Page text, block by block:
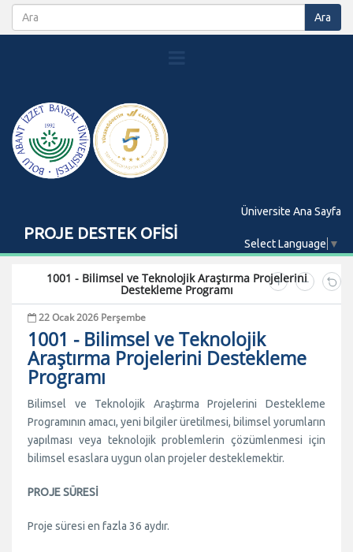
PROJE DESTEK OFİSİ
Üniversite Ana Sayfa
Select Language ▼
1001 - Bilimsel ve Teknolojik Araştırma Projelerini
Destekleme Programı
22 Ocak 2026 Perşembe
1001 - Bilimsel ve Teknolojik
Araştırma Projelerini Destekleme
Programı
Bilimsel ve Teknolojik Araştırma Projelerini Destekleme
Programının amacı, yeni bilgiler üretilmesi, bilimsel yorumların
yapılması veya teknolojik problemlerin çözümlenmesi için
bilimsel esaslara uygun olan projeler desteklemektir.
PROJE SÜRESİ
Proje süresi en fazla 36 aydır.